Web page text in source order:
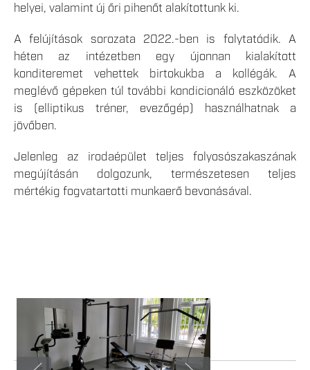
helyei, valamint új őri pihenőt alakítottunk ki.
A felújítások sorozata 2022.-ben is folytatódik. A
héten az intézetben egy újonnan kialakított
konditeremet vehettek birtokukba a kollégák. A
meglévő gépeken túl további kondicionáló eszközöket
is (elliptikus tréner, evezőgép) használhatnak a
jövőben.
Jelenleg az irodaépület teljes folyosószakaszának
megújításán dolgozunk, természetesen teljes
mértékig fogvatartotti munkaerő bevonásával.